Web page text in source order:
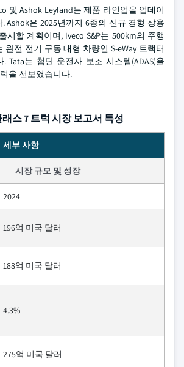
및 Ashok Leyland는 제품 라인업을 업데이
Ashok은 2025년까지 6종의 신규 경형 상용
시할 계획이며, Iveco S&P는 500km의 주행
완전 전기 구동 대형 차량인 S-eWay 트랙터
Tata는 첨단 운전자 보조 시스템(ADAS)을
을 선보였습니다.
스 7 트럭 시장 보고서 특성
세부 사항
시장 규모 및 성장
2024
196억 미국 달러
188억 미국 달러
4.3%
275억 미국 달러